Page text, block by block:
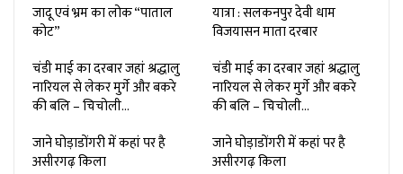
जादू एवं भ्रम का लोक “पाताल
कोट”
यात्रा : सलकनपुर देवी धाम
विजयासन माता दरबार
चंडी माई का दरबार जहां श्रद्धालु
नारियल से लेकर मुर्गे और बकरे
की बलि – चिचोली…
चंडी माई का दरबार जहां श्रद्धालु
नारियल से लेकर मुर्गे और बकरे
की बलि – चिचोली…
जाने घोड़ाडोंगरी में कहां पर है
असीरगढ़ किला
जाने घोड़ाडोंगरी में कहां पर है
असीरगढ़ किला